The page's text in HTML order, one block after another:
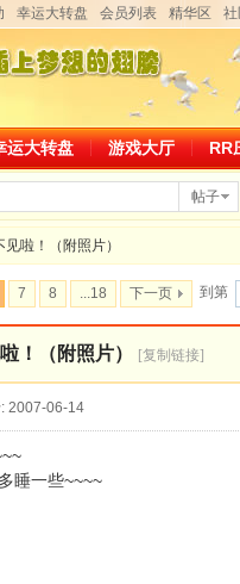
幸运大转盘 会员列表 精华区
运大转盘 游戏大厅 RR
帖子
见啦！（附照片）
7 8 ...18 下一页 到第
！（附照片） [复制链接]
2007-06-14
睡一些~~~~